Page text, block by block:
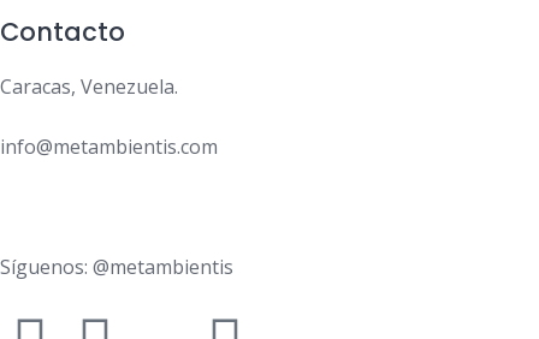
Contacto
Caracas, Venezuela.
info@metambientis.com
Síguenos: @metambientis